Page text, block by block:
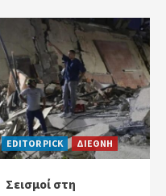
EDITOR PICK ΔΙΕΘΝΗ
Σεισμοί στη